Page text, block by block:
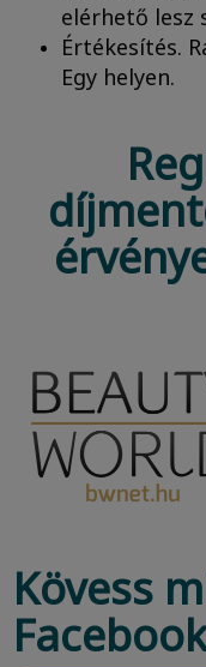
elérhető lesz
Értékesítés.
Egy helyen.
Kövess